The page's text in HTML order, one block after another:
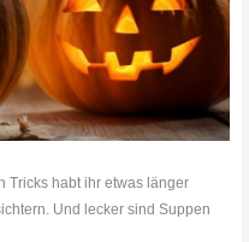
Tricks habt ihr etwas länger
Und lecker sind Suppen